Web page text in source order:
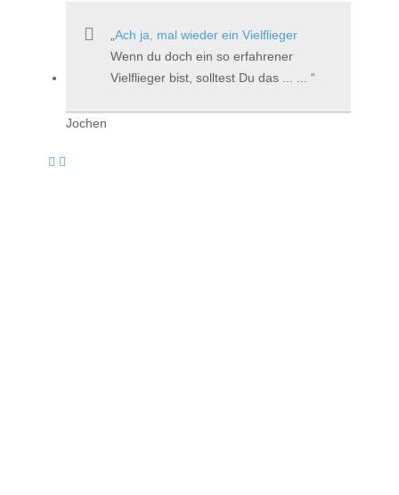
Ach ja, mal wieder ein Vielflieger
Wenn du doch ein so erfahrener
Vielflieger bist, solltest Du das ... ...
Jochen